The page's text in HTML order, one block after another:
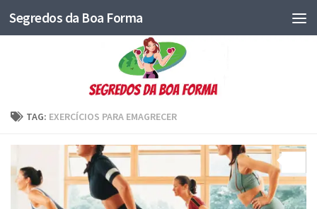
Segredos da Boa Forma
TAG: EXERCÍCIOS PARA EMAGRECER